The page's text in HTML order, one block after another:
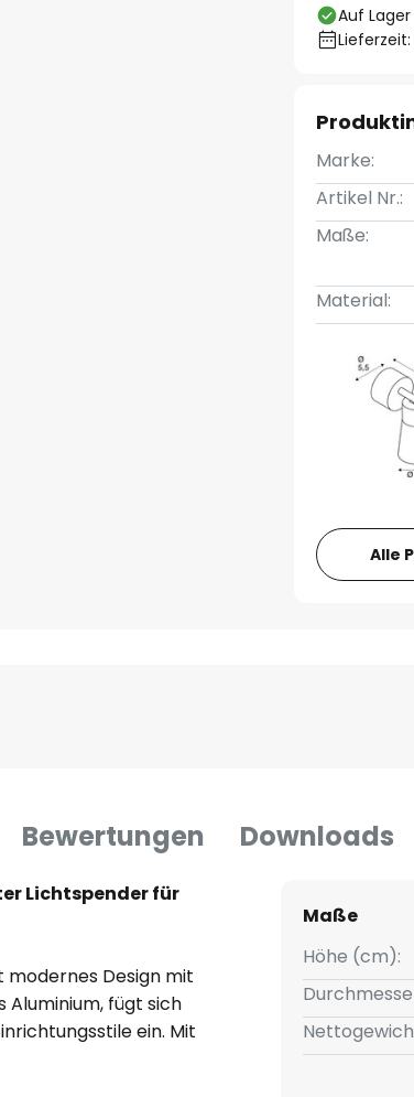
Auf Lager
Marke:
Artikel Nr.:
Maße:
Material:
Alle
Bewertungen Downloads
Lichtspender für
modernes Design mit
Aluminium, fügt sich
ein. Mit
eine kompakte und
Maße
Höhe (cm):